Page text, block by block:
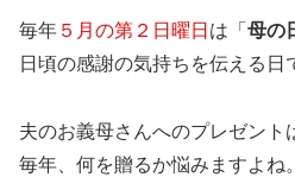
毎年 ５月の第２日曜日 は「 母の
日頃の感謝の気持ちを伝える日
夫のお義母さんへのプレゼント
毎年、何を贈るか悩みますよね。